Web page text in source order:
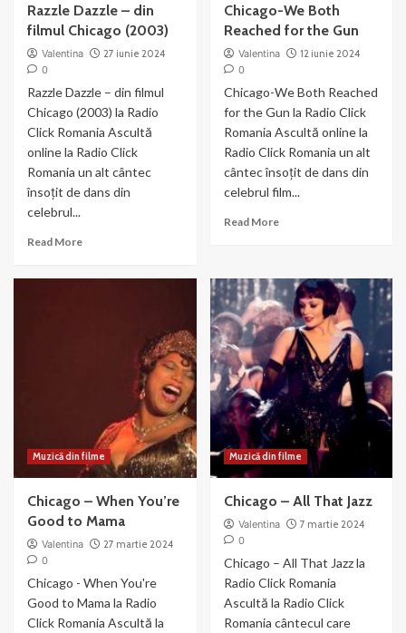
Razzle Dazzle – din
filmul Chicago (2003)
Valentina
27 iunie 2024
0
Razzle Dazzle – din filmul
Chicago (2003) la Radio
Click Romania Ascultă
online la Radio Click
Romania un alt cântec
însoțit de dans din
celebrul...
Read MoreRead
Chicago-We Both
Reached for the Gun
Valentina
12 iunie 2024
0
Chicago-We Both Reached
for the Gun la Radio Click
Romania Ascultă online la
Radio Click Romania un alt
cântec însoțit de dans din
celebrul film...
Read MoreRead
We
Both
Reached
for
the
Gun
Muzică din filme
Chicago – When You’re
Good to Mama
Valentina
27 martie 2024
0
Chicago - When You're
Good to Mama la Radio
Click Romania Ascultă la
Muzică din filme
Chicago – All That Jazz
Valentina
7 martie 2024
0
Chicago – All That Jazz la
Radio Click Romania
Ascultă la Radio Click
Romania cântecul care